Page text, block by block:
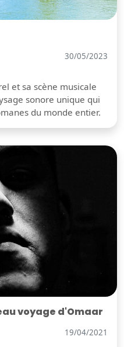
30/05/2023
et sa scène musicale
sonore unique qui
du monde entier.
voyage d'Omaar
19/04/2021